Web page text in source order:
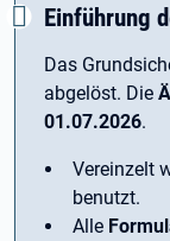
Einführung
Das
abgelöst. Die
01.07.2026.
Vereinzelt
benutzt.
Alle